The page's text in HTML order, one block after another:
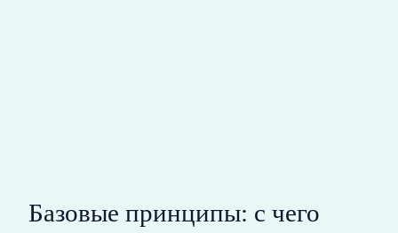
Базовые принципы: с чего